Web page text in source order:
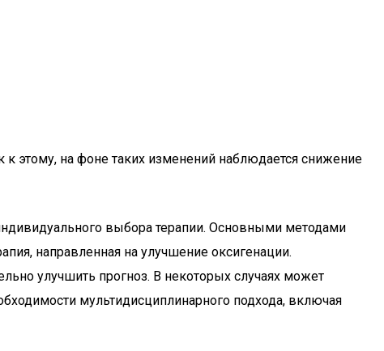
к этому, на фоне таких изменений наблюдается снижение
выбора терапии. Основными методами
направленная на улучшение оксигенации.
улучшить прогноз. В некоторых случаях может
мультидисциплинарного подхода, включая